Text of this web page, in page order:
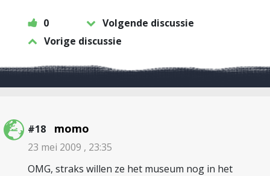
0
Volgende discussie
Vorige discussie
#18 momo
23 mei 2009 , 23:35
OMG, straks willen ze het museum nog in het